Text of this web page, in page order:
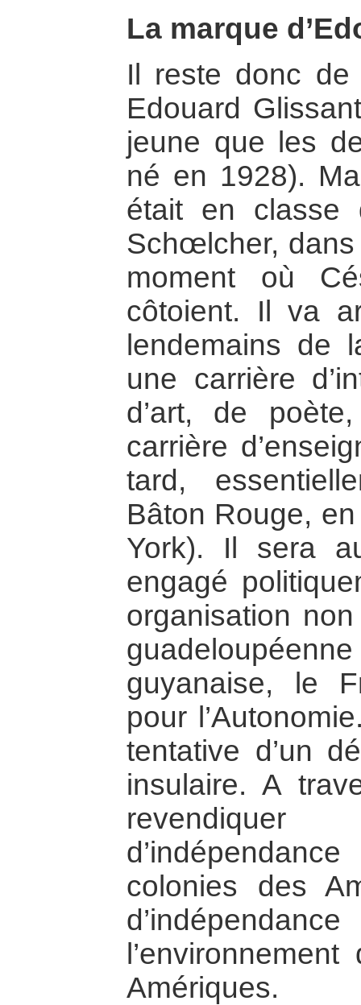
La marque
Il reste donc de
Edouard
jeune que les
né en 1928).
était en classe
Schœlcher,
moment où
côtoient. Il va
lendemains de
une carrière
d’art, de
carrière
tard,
Bâton Rouge,
York). Il sera
engagé
organisation
guyanaise, le
pour
tentative d’un
insulaire. A
colonies des
Amériques.